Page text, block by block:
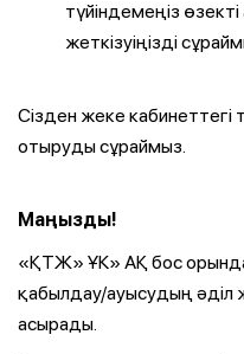
түйіндемеңіз
жеткізуіңізді
Сізден жеке кабинеттегі
отыруды сұраймыз.
Маңызды!
«ҚТЖ» ҰК» АҚ бос
қабылдау/ауысудың әділ
асырады.